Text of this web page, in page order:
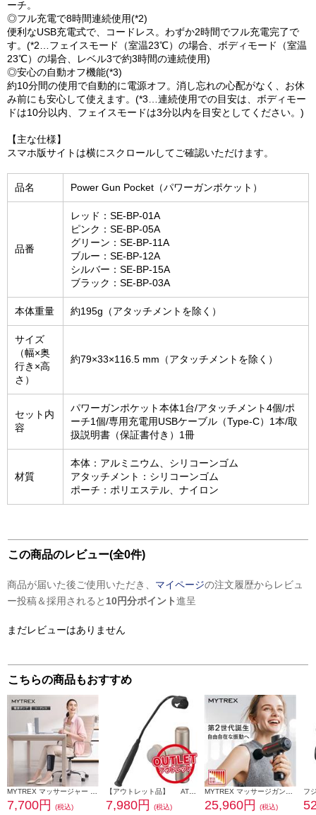
ーチ。
◎フル充電で8時間連続使用(*2)
便利なUSB充電式で、コードレス。わずか2時間でフル充電完了で
す。(*2…フェイスモード（室温23℃）の場合、ボディモード（室温
23℃）の場合、レベル3で約3時間の連続使用)
◎安心の自動オフ機能(*3)
約10分間の使用で自動的に電源オフ。消し忘れの心配がなく、お休
み前にも安心して使えます。(*3…連続使用での目安は、ボディモー
ドは10分以内、フェイスモードは3分以内を目安としてください。)
【主な仕様】
スマホ版サイトは横にスクロールしてご確認いただけます。
品名 Power Gun Pocket（パワーガンポケット）
品番
レッド：SE-BP-01A
ピンク：SE-BP-05A
グリーン：SE-BP-11A
ブルー：SE-BP-12A
シルバー：SE-BP-15A
ブラック：SE-BP-03A
本体重量 約195g（アタッチメントを除く）
サイズ
（幅×奥
行き×高
さ）
約79×33×116.5 mm（アタッチメントを除く）
セット内
容
パワーガンポケット本体1台/アタッチメント4個/ポ
ーチ1個/専用充電用USBケーブル（Type-C）1本/取
扱説明書（保証書付き）1冊
材質
本体：アルミニウム、シリコーンゴム
アタッチメント：シリコーンゴム
ポーチ：ポリエステル、ナイロン
この商品のレビュー(全0件)
商品が届いた後ご使用いただき、 マイページの注文履歴からレビュ
ー投稿＆採用されると 10円分ポイント進呈
まだレビューはありません
こちらの商品もおすすめ
7,700円 (税込) 7,980円 (税込) 25,960円 (税込)